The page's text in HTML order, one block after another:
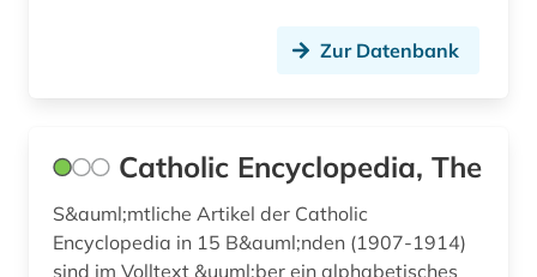
thesaurus (1)
thomas von aquin (1)
tibet (1)
Zur Datenbank
Catholic Encyclopedia, The
S&auml;mtliche Artikel der Catholic
Encyclopedia in 15 B&auml;nden (1907-1914)
sind im Volltext &uuml;ber ein alphabetisches